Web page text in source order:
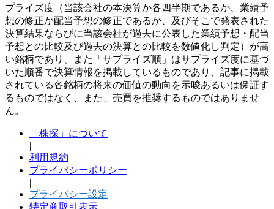
プライズ度（当該会社の本決算か各四半期であるか、業績予
想の修正か配当予想の修正であるか、及びそこで発表された
決算結果ならびに当該会社が過去に公表した業績予想・配当
予想との比較及び過去の決算との比較を数値化し判定）が高
い銘柄であり、また「サプライズ順」はサプライズ度に基づ
いた順番で決算情報を掲載しているものであり、記事に掲載
されている各銘柄の将来の価値の動向を示唆あるいは保証す
るものではなく、また、売買を推奨するものではありませ
ん。
「株探」について
|
利用規約
プライバシーポリシー
|
プライバシー設定
特定商取引表示